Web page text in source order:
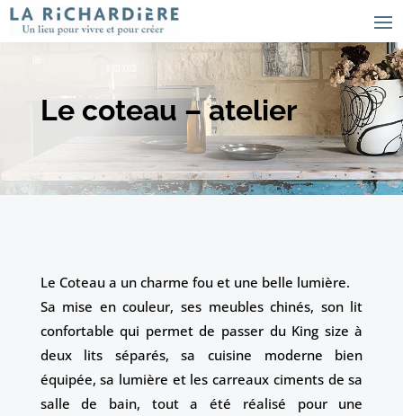
Le coteau – atelier
Le Coteau a un charme fou et une belle lumière.
Sa mise en couleur, ses meubles chinés, son lit
confortable qui permet de passer du King size à
deux lits séparés, sa cuisine moderne bien
équipée, sa lumière et les carreaux ciments de sa
salle de bain, tout a été réalisé pour une